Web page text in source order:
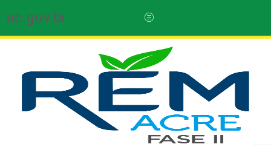
ac.gov.br